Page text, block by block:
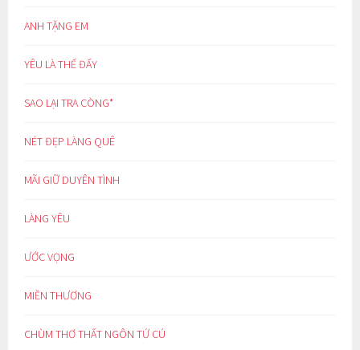
ANH TẶNG EM
YÊU LÀ THẾ ĐẤY
SAO LẠI TRA CÒNG*
NÉT ĐẸP LÀNG QUÊ
MÃI GIỮ DUYÊN TÌNH
LÀNG YÊU
ƯỚC VỌNG
MIỀN THƯƠNG
CHÙM THƠ THẤT NGÔN TỨ CÚ